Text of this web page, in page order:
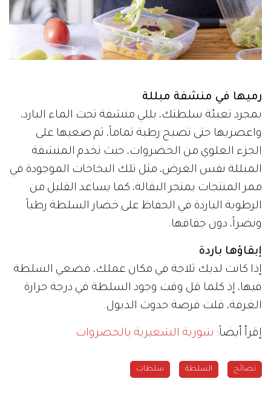
رميها في منشفة مبللة
بمجرد تعبئة سلطتك، بللي منشفة تحت الماء البارد،
واعصريها حتى تصبح رطبة تماماً، ثم ضعيها على
الجزء العلوي من الخضروات، حيث تخدم المنشفة
المبللة نفس الغرض، مثل تلك البخاخات الموجودة في
ممر المنتجات بمتجر البقالة، كما يساعد القليل من
الرطوبة الباردة في الحفاظ على خضار السلطة رطباً
ونضراً، دون جفافها.
إبقاؤها باردة
إذا كانت لديك ثلاجة في مكان عملك، فضعي السلطة
فيها، إذ كلما قل وقت وجود السلطة في درجة حرارة
الغرفة، قلت فرصة حدوث الذبول.
إقرأ أيضاً: شوربة الشعيرية بالخضروات
نصائح السلطة سلطات